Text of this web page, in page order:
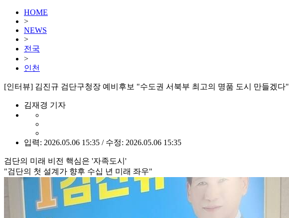
HOME
>
NEWS
>
전국
>
인천
[인터뷰] 김진규 검단구청장 예비후보 "수도권 서북부 최고의 명품 도시 만들겠다"
김재경 기자
입력: 2026.05.06 15:35 / 수정: 2026.05.06 15:35
검단의 미래 비전 핵심은 '자족도시'
"검단의 첫 설계가 향후 수십 년 미래 좌우"